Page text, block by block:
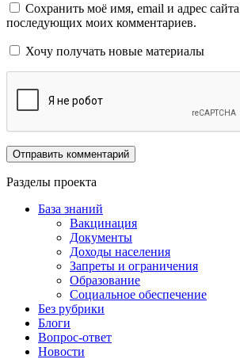
Сохранить моё имя, email и адрес
последующих моих комментариев.
Хочу получать новые материалы
Разделы проекта
База знаний
Вакцинация
Документы
Доходы населения
Запреты и ограничения
Образование
Социальное обеспечение
Без рубрики
Блоги
Вопрос-ответ
Новости